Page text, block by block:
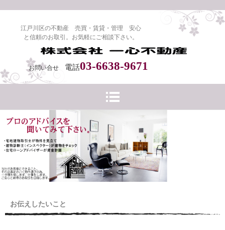
江戸川区の不動産 売買・賃貸・管理 安心
と信頼のお取引。お気軽にご相談下さい。
お問い合せ 電話03-6638-9671
お伝えしたいこと